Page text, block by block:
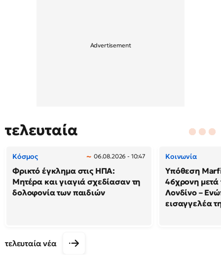
τελευταία
Κόσμος 06.08.2026 - 10:47
Φρικτό έγκλημα στις ΗΠΑ:
Μητέρα και γιαγιά σχεδίασαν τη
δολοφονία των παιδιών
Κοινωνία
Υπόθεση
46χρονη μετά
Λονδίνο –
εισαγγελέα
τελευταία νέα